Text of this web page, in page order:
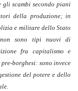
scambi secondo piani
della produzione; in
e militare dello Stato
sono tipi nuovi di
fra capitalismo e
borghesi: sono invece
del potere e dello